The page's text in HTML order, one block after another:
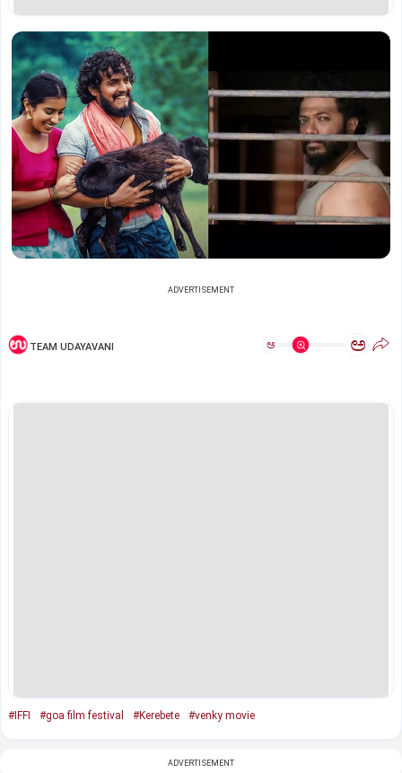
ADVERTISEMENT
TEAM UDAYAVANI ಅ ಅ
#IFFI #goa film festival #Kerebete #venky movie
ADVERTISEMENT